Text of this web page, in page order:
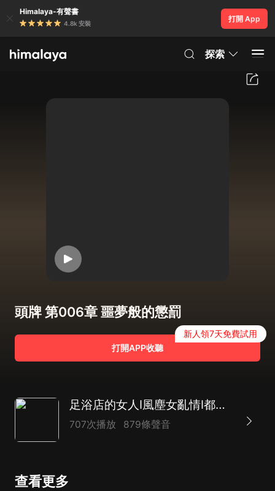
Himalaya-有聲書
4.8k 安裝
打開 App
探索
頭牌 第006章 噩夢般的懲罰
打開APP收聽
新人領7天免費試用
足浴店的女人I風塵女亂情I都市頭牌爽文I鄉村文
707次播放 879條聲音
查看更多